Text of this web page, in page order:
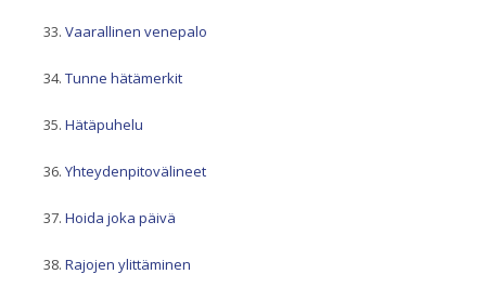
Vaarallinen venepalo
Tunne hätämerkit
Hätäpuhelu
Yhteydenpitovälineet
Hoida joka päivä
Rajojen ylittäminen